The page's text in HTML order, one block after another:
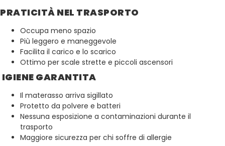
PRATICITÀ NEL TRASPORTO
Occupa meno spazio
Più leggero e maneggevole
Facilita il carico e lo scarico
Ottimo per scale strette e piccoli ascensori
IGIENE GARANTITA
Il materasso arriva sigillato
Protetto da polvere e batteri
Nessuna esposizione a contaminazioni durante il
trasporto
Maggiore sicurezza per chi soffre di allergie